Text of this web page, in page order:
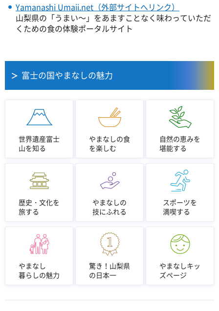
Yamanashi Umaii.net（外部サイトへリンク）
山梨県の「うまい～」をあますことなく味わっていただ
くための食の体験ポータルサイト
富士の国やまなしの魅力
世界遺産富士
山を知る
やまなしの食
を楽しむ
自然の恵みを
堪能する
歴史・文化を
旅する
やまなしの
技にふれる
スポーツを
満喫する
やまなし
暮らしの魅力
驚き！山梨県
の日本一
やまなしキッ
ズページ